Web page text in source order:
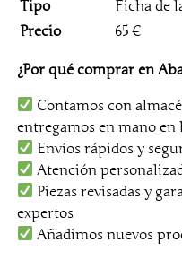
–
i
h
a
d
e
l
a
A
Tipo
Ficha de
Precio
65 €
¿Por qué comprar en
Contamos con
entregamos en mano en
Envíos rápidos y
Atención
Piezas revisadas y
expertos
Añadimos nuevos